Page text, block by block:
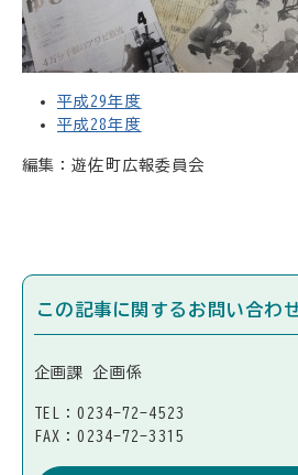
平成29年度
平成28年度
編集：遊佐町広報委員会
この記事に関するお問い合わ
企画課 企画係
TEL：0234-72-4523
FAX：0234-72-3315